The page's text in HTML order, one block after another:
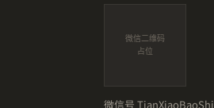
微信二维码
占位
微信号 TianXiaoBaoShi